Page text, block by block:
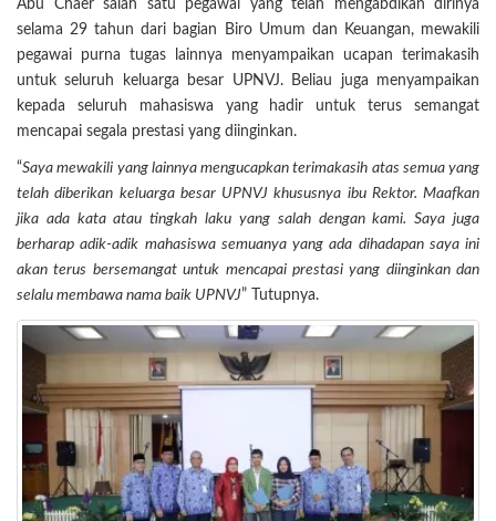
Abu Chaer salah satu pegawai yang telah mengabdikan dirinya
selama 29 tahun dari bagian Biro Umum dan Keuangan, mewakili
pegawai purna tugas lainnya menyampaikan ucapan terimakasih
untuk seluruh keluarga besar UPNVJ. Beliau juga menyampaikan
kepada seluruh mahasiswa yang hadir untuk terus semangat
mencapai segala prestasi yang diinginkan.
“Saya mewakili yang lainnya mengucapkan terimakasih atas semua yang
telah diberikan keluarga besar UPNVJ khususnya ibu Rektor. Maafkan
jika ada kata atau tingkah laku yang salah dengan kami. Saya juga
berharap adik-adik mahasiswa semuanya yang ada dihadapan saya ini
akan terus bersemangat untuk mencapai prestasi yang diinginkan dan
selalu membawa nama baik UPNVJ” Tutupnya.